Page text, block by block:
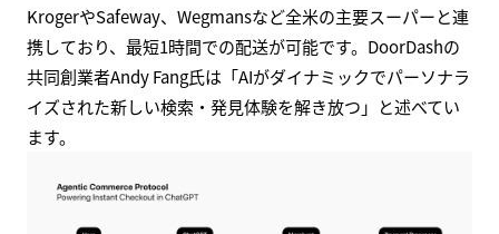
KrogerやSafeway、Wegmansなど全米の主要スーパーと連
携しており、最短1時間での配送が可能です。DoorDashの
共同創業者Andy Fang氏は「AIがダイナミックでパーソナラ
イズされた新しい検索・発見体験を解き放つ」と述べてい
ます。